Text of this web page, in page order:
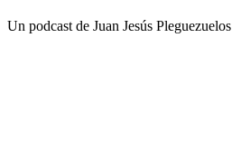
Un podcast de Juan Jesús Pleguezuelos